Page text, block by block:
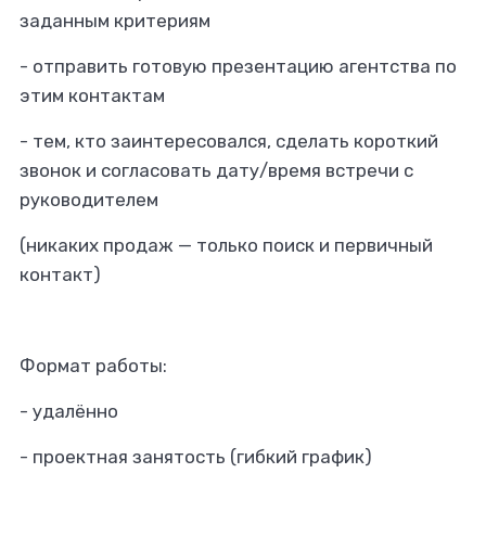
заданным критериям
- отправить готовую презентацию агентства по
этим контактам
- тем, кто заинтересовался, сделать короткий
звонок и согласовать дату/время встречи с
руководителем
(никаких продаж — только поиск и первичный
контакт)
Формат работы:
- удалённо
- проектная занятость (гибкий график)